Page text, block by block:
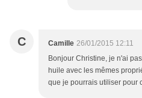
C Camille 26/01/2015 12:11
Bonjour Christine, je n'ai
huile avec les mêmes
que je pourrais utiliser pour